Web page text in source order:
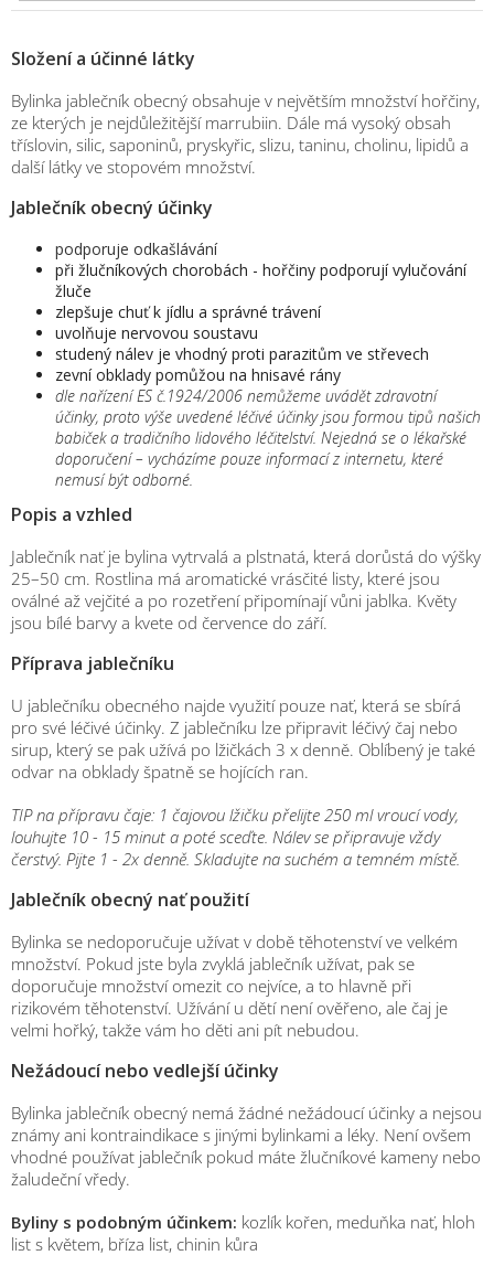
Složení a účinné látky
Bylinka jablečník obecný obsahuje v největším množství hořčiny,
ze kterých je nejdůležitější marrubiin. Dále má vysoký obsah
tříslovin, silic, saponinů, pryskyřic, slizu, taninu, cholinu, lipidů a
další látky ve stopovém množství.
Jablečník obecný účinky
podporuje odkašlávání
při žlučníkových chorobách - hořčiny podporují vylučování
žluče
zlepšuje chuť k jídlu a správné trávení
uvolňuje nervovou soustavu
studený nálev je vhodný proti parazitům ve střevech
zevní obklady pomůžou na hnisavé rány
dle nařízení ES č.1924/2006 nemůžeme uvádět zdravotní
účinky, proto výše uvedené léčivé účinky jsou formou tipů našich
babiček a tradičního lidového léčitelství. Nejedná se o lékařské
doporučení – vycházíme pouze informací z internetu, které
nemusí být odborné.
Popis a vzhled
Jablečník nať je bylina vytrvalá a plstnatá, která dorůstá do výšky
25–50 cm. Rostlina má aromatické vrásčité listy, které jsou
oválné až vejčité a po rozetření připomínají vůni jablka. Květy
jsou bílé barvy a kvete od července do září.
Příprava jablečníku
U jablečníku obecného najde využití pouze nať, která se sbírá
pro své léčivé účinky. Z jablečníku lze připravit léčivý čaj nebo
sirup, který se pak užívá po lžičkách 3 x denně. Oblíbený je také
odvar na obklady špatně se hojících ran.
TIP na přípravu čaje: 1 čajovou lžičku přelijte 250 ml vroucí vody,
louhujte 10 - 15 minut a poté sceďte. Nálev se připravuje vždy
čerstvý. Pijte 1 - 2x denně. Skladujte na suchém a temném místě.
Jablečník obecný nať použití
Bylinka se nedoporučuje užívat v době těhotenství ve velkém
množství. Pokud jste byla zvyklá jablečník užívat, pak se
doporučuje množství omezit co nejvíce, a to hlavně při
rizikovém těhotenství. Užívání u dětí není ověřeno, ale čaj je
velmi hořký, takže vám ho děti ani pít nebudou.
Nežádoucí nebo vedlejší účinky
Bylinka jablečník obecný nemá žádné nežádoucí účinky a nejsou
známy ani kontraindikace s jinými bylinkami a léky. Není ovšem
vhodné používat jablečník pokud máte žlučníkové kameny nebo
žaludeční vředy.
Byliny s podobným účinkem: kozlík kořen, meduňka nať, hloh
list s květem, bříza list, chinin kůra